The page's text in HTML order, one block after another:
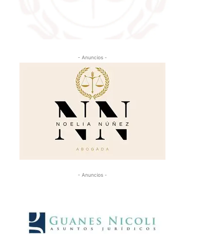
- Anuncios -
- Anuncios -